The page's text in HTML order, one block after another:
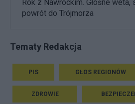
Rok z Nawrockim. Głośne weta,
powrót do Trójmorza
Tematy Redakcja
PIS GŁOS REGIONÓW
ZDROWIE